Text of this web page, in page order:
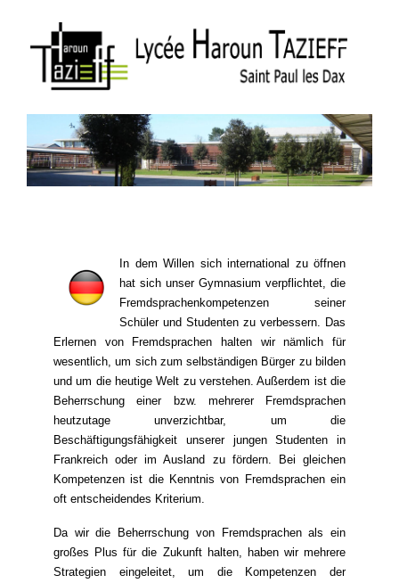
In dem Willen sich international zu öffnen
hat sich unser Gymnasium verpflichtet, die
Fremdsprachenkompetenzen seiner
Schüler und Studenten zu verbessern. Das
Erlernen von Fremdsprachen halten wir nämlich für
wesentlich, um sich zum selbständigen Bürger zu bilden
und um die heutige Welt zu verstehen. Außerdem ist die
Beherrschung einer bzw. mehrerer Fremdsprachen
heutzutage unverzichtbar, um die
Beschäftigungsfähigkeit unserer jungen Studenten in
Frankreich oder im Ausland zu fördern. Bei gleichen
Kompetenzen ist die Kenntnis von Fremdsprachen ein
oft entscheidendes Kriterium.
Da wir die Beherrschung von Fremdsprachen als ein
großes Plus für die Zukunft halten, haben wir mehrere
Strategien eingeleitet, um die Kompetenzen der